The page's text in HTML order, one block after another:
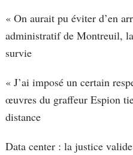
« On aurait pu éviter d’en
administratif de Montreuil,
survie
« J’ai imposé un certain
œuvres du graffeur Espion
distance
Data center : la justice